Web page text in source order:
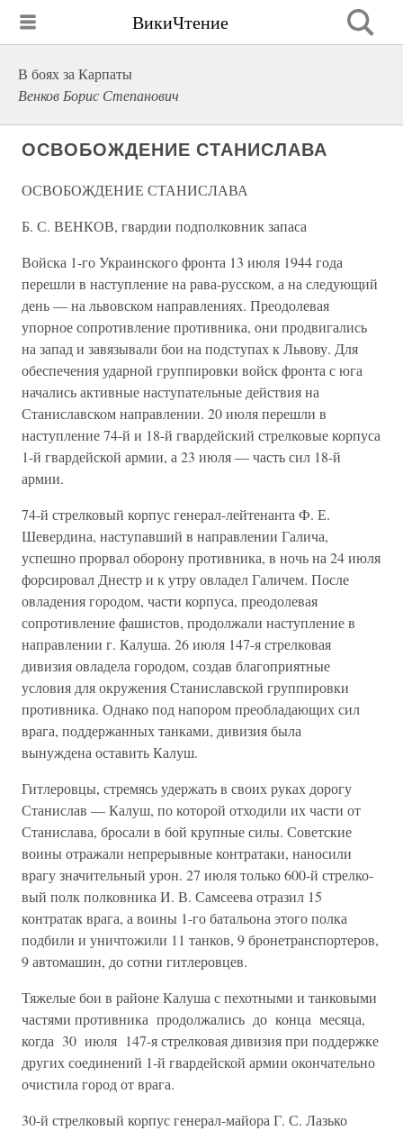
ВикиЧтение
В боях за Карпаты
Венков Борис Степанович
ОСВОБОЖДЕНИЕ СТАНИСЛАВА
ОСВОБОЖДЕНИЕ СТАНИСЛАВА
Б. С. ВЕНКОВ, гвардии подполковник запаса
Войска 1-го Украинского фронта 13 июля 1944 года
перешли в на­ступление на рава-русском, а на следующий
день — на львовском на­правлениях. Преодолевая
упорное сопротивление противника, они продвигались
на запад и завязывали бои на подступах к Львову. Для
обеспечения ударной группировки войск фронта с юга
начались ак­тивные наступательные действия на
Станиславском направлении. 20 июля перешли в
наступление 74-й и 18-й гвардейский стрелковые корпуса
1-й гвардейской армии, а 23 июля — часть сил 18-й
армии.
74-й стрелковый корпус генерал-лейтенанта Ф. Е.
Шевердина, на­ступавший в направлении Галича,
успешно прорвал оборону про­тивника, в ночь на 24 июля
форсировал Днестр и к утру овладел Галичем. После
овладения городом, части корпуса, преодолевая
сопротивление фашистов, продолжали наступление в
направлении г. Калуша. 26 июля 147-я стрелковая
дивизия овладела городом, создав благоприятные
условия для окружения Станиславской груп­пировки
противника. Однако под напором преобладающих сил
врага, поддержанных танками, дивизия была
вынуждена оставить Калуш.
Гитлеровцы, стремясь удержать в своих руках дорогу
Станислав — Калуш, по которой отходили их части от
Станислава, бросали в бой крупные силы. Советские
воины отражали непрерывные контратаки, наносили
врагу значительный урон. 27 июля только 600-й стрелко­
вый полк полковника И. В. Самсеева отразил 15
контратак врага, а воины 1-го батальона этого полка
подбили и уничтожили 11 танков, 9 бронетранспортеров,
9 автомашин, до сотни гитлеровцев.
Тяжелые бои в районе Калуша с пехотными и танковыми
частями противника продолжались до конца месяца,
когда 30 июля 147-я стрелковая дивизия при поддержке
других соединений 1-й гвардей­ской армии окончательно
очистила город от врага.
30-й стрелковый корпус генерал-майора Г. С. Лазько